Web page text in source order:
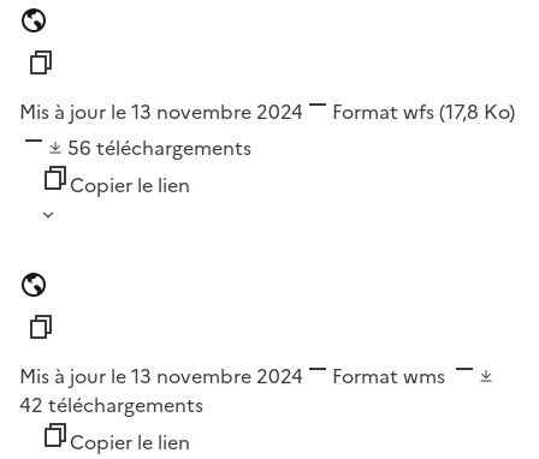
Mis à jour le 13 novembre 2024 Format wfs(17,8 Ko)
56 téléchargements
Copier le lien
Mis à jour le 13 novembre 2024 Format wms
42 téléchargements
Copier le lien